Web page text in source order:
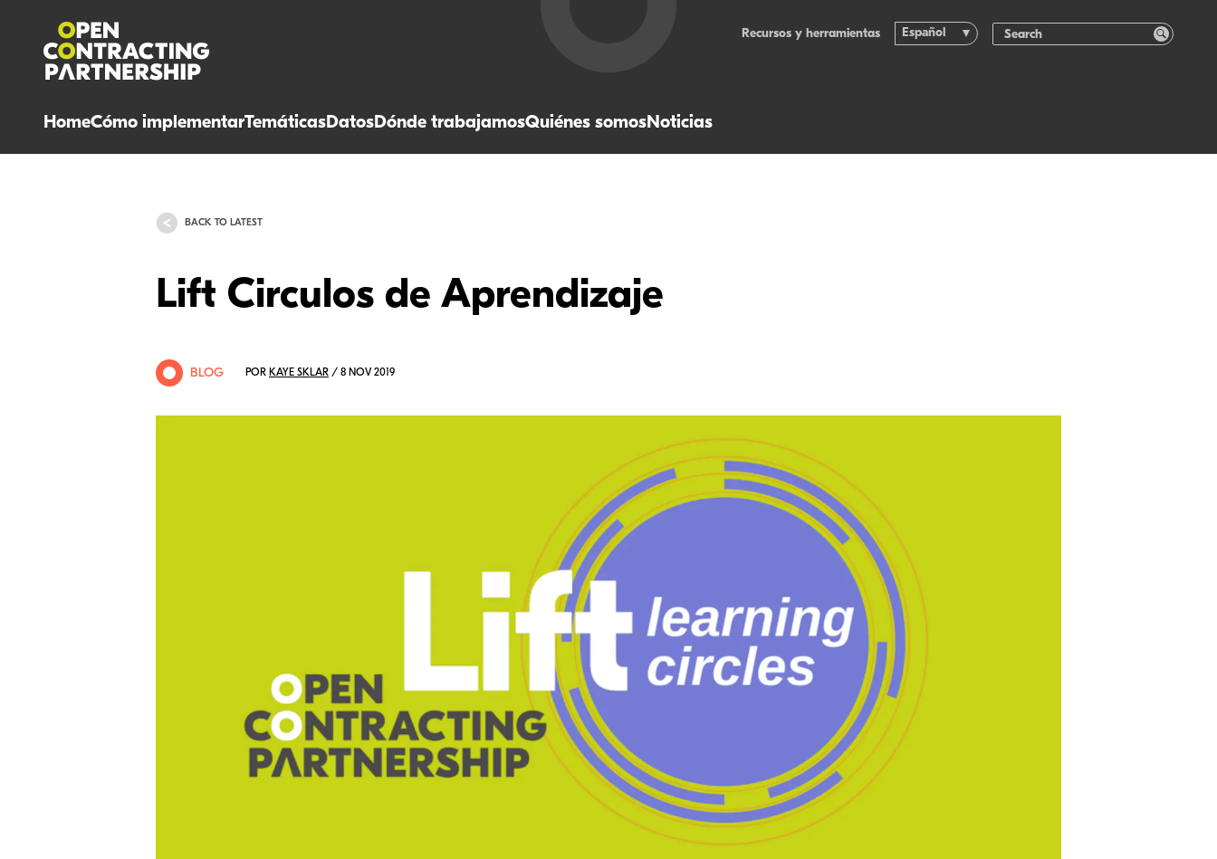
HomeCómo implementarTemáticasDatosDónde trabajamosQuiénes somosNoticias
Recursos y herramientas Español
BACK TO LATEST
Lift Circulos de Aprendizaje
BLOG POR KAYE SKLAR / 8 NOV 2019